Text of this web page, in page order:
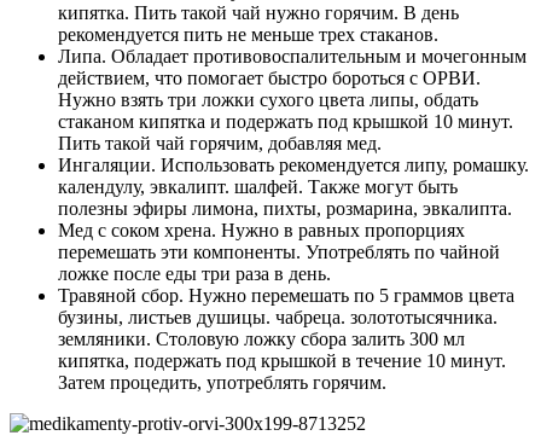
кипятка. Пить такой чай нужно горячим. В день
рекомендуется пить не меньше трех стаканов.
Липа. Обладает противовоспалительным и мочегонным
действием, что помогает быстро бороться с ОРВИ.
Нужно взять три ложки сухого цвета липы, обдать
стаканом кипятка и подержать под крышкой 10 минут.
Пить такой чай горячим, добавляя мед.
Ингаляции. Использовать рекомендуется липу, ромашку.
календулу, эвкалипт. шалфей. Также могут быть
полезны эфиры лимона, пихты, розмарина, эвкалипта.
Мед с соком хрена. Нужно в равных пропорциях
перемешать эти компоненты. Употреблять по чайной
ложке после еды три раза в день.
Травяной сбор. Нужно перемешать по 5 граммов цвета
бузины, листьев душицы. чабреца. золототысячника.
земляники. Столовую ложку сбора залить 300 мл
кипятка, подержать под крышкой в течение 10 минут.
Затем процедить, употреблять горячим.